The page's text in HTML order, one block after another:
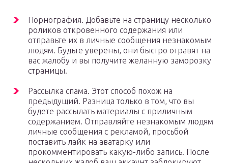
Порнография. Добавьте на страницу несколько
роликов откровенного содержания или
отправьте их в личные сообщения незнакомым
людям. Будьте уверены, они быстро отравят на
вас жалобу и вы получите желанную заморозку
страницы.
Рассылка спама. Этот способ похож на
предыдущий. Разница только в том, что вы
будете рассылать материалы с приличным
содержанием. Отправляйте незнакомым людям
личные сообщения с рекламой, просьбой
поставить лайк на аватарку или
прокомментировать какую-либо запись. После